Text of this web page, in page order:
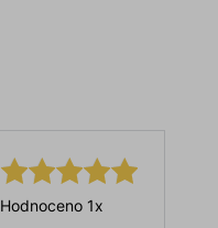
Hodnoceno 1x